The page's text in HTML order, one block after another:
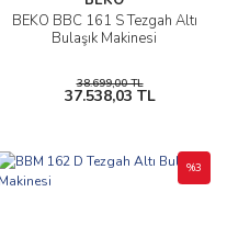
BEKO BBC 161 S Tezgah Altı
Bulaşık Makinesi
38.699,00 TL
37.538,03 TL
%3